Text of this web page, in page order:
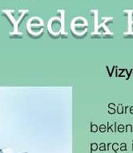
Yedek
parça